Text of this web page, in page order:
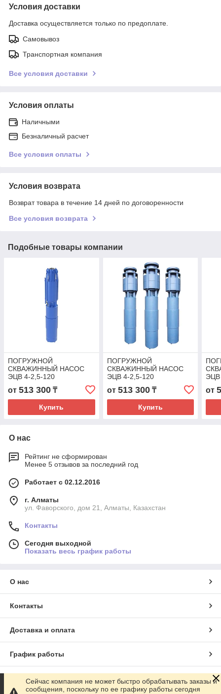
Условия доставки
Доставка осуществляется только по предоплате.
Самовывоз
Транспортная компания
Все условия доставки
Условия оплаты
Наличными
Безналичный расчет
Все условия оплаты
Условия возврата
Возврат товара в течение 14 дней по договоренности
Все условия возврата
Подобные товары компании
ПОГРУЖНОЙ
СКВАЖИННЫЙ НАСОС
ЭЦВ 4-2,5-120
от 513 300 ₸
Купить
ПОГРУЖНОЙ
СКВАЖИННЫЙ НАСОС
ЭЦВ 4-2,5-120
от 513 300₸
Купить
ЭЦВ
от
О нас
Рейтинг не сформирован
Менее 5 отзывов за последний год
Работает с 02.12.2016
г. Алматы
ул. Фаворского, дом 21, Алматы, Казахстан
Контакты
Сегодня выходной
Показать весь график работы
О нас
Контакты
Доставка и оплата
График работы
Полная версия сайта
Сейчас компания не может быстро обрабатывать заказы и
сообщения, поскольку по ее графику работы сегодня